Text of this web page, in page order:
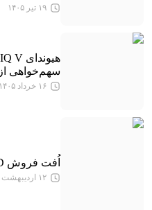
۱۹ تیر ۱۴۰۵
سهم‌خواهی از
۱۶ خرداد ۱۴۰۵
اُفت فروش BYD برای هشتمین ماه پیاپی
۱۲ اردیبهشت ۱۴۰۵